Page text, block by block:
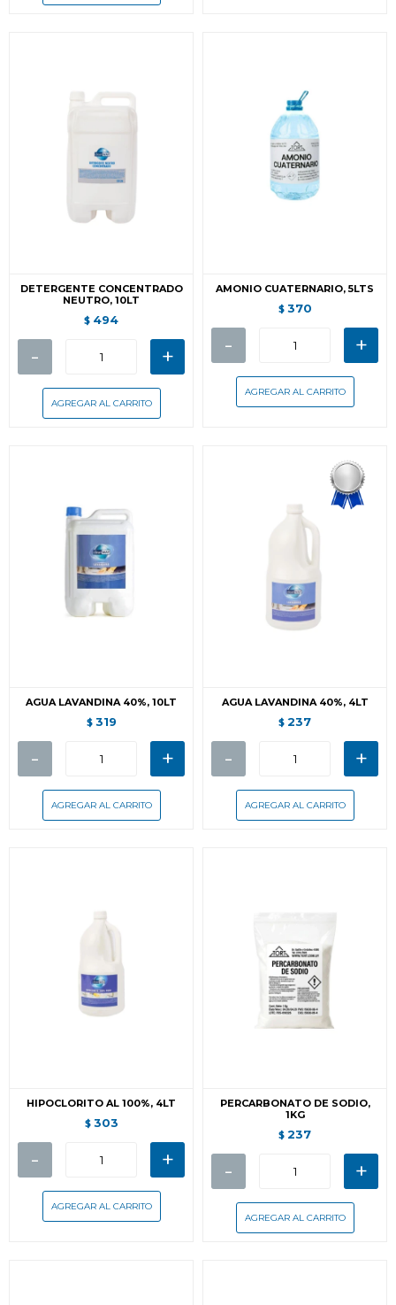
DETERGENTE CONCENTRADO
NEUTRO, 10LT
$ 494
- +
AMONIO CUATERNARIO, 5LTS
$ 370
- +
AGUA LAVANDINA 40%, 10LT
$ 319
- +
AGUA LAVANDINA 40%, 4LT
$ 237
- +
HIPOCLORITO AL 100%, 4LT
$ 303
- +
PERCARBONATO DE SODIO,
1KG
$ 237
- +